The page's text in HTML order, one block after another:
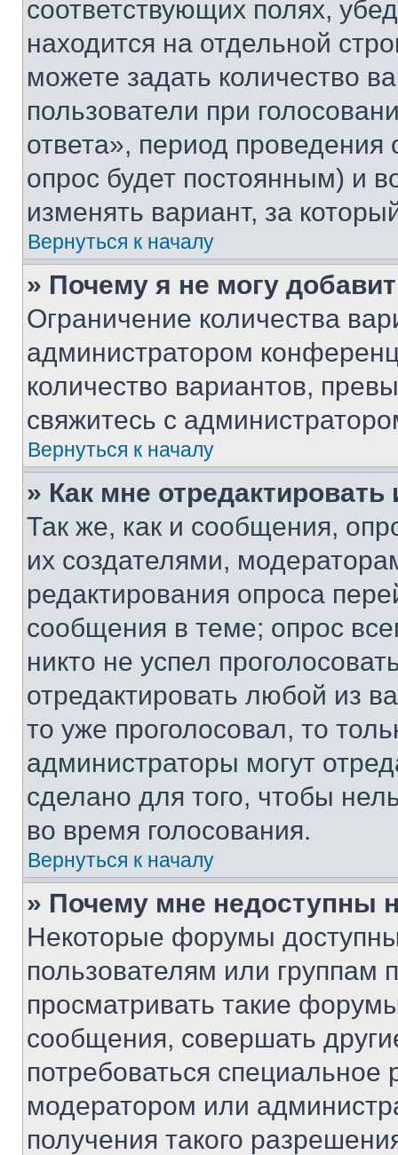
соответствующих полях,
находится на отдельной
можете задать количество
пользователи при
ответа», период проведения
опрос будет постоянным) и
изменять вариант, за
Вернуться к началу
» Почему я не могу
Ограничение количества
администратором
количество вариантов,
свяжитесь с
Вернуться к началу
» Как мне
Так же, как и сообщения,
их создателями,
редактирования опроса
сообщения в теме; опрос
никто не успел
отредактировать любой из
то уже проголосовал, то
администраторы могут
сделано для того, чтобы
во время голосования.
Вернуться к началу
» Почему мне недоступны
Некоторые форумы
пользователям или группам
просматривать такие
сообщения, совершать
потребоваться
модератором или
получения такого